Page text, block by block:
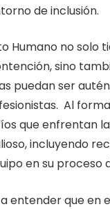
de inclusión.
Humano no solo
sino
puedan ser
Al
que enfrentan
incluyendo
en su
entender que en